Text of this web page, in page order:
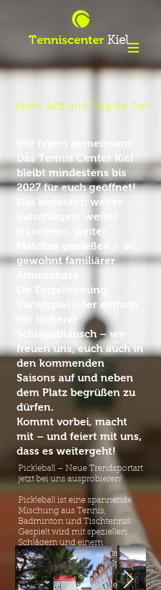
Tenniscenter Kiel
Spiel, Satz und Sieg für Sie!
Wir feiern gemeinsam:
Das Tennis Center Kiel
bleibt mindestens bis
2027 für euch geöffnet!
Das bedeutet: weiter
aufschlagen, weiter
trainieren, weiter
Matches genießen – in
gewohnt familiärer
Ob Einzeltraining,
Punktspiel oder einfach
ein lockerer
Schlagabtausch – wir
freuen uns, euch auch in
den kommenden
Saisons auf und neben
dem Platz begrüßen zu
dürfen.
Kommt vorbei, macht
mit – und feiert mit uns,
dass es weitergeht!
Pickleball – Neue Trendsportart
jetzt bei uns ausprobieren!
Pickleball ist eine spannende
Mischung aus Tennis,
Badminton und Tischtennis.
Gespielt wird mit speziellen
Schlägern und einem
perforierten Ball auf einem
kleineren Spielfeld. Der Sport ist
leicht zu erlernen und
besonders gelenkschonend –